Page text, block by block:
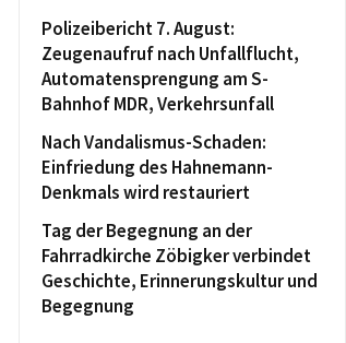
Polizeibericht 7. August:
Zeugenaufruf nach Unfallflucht,
Automatensprengung am S-
Bahnhof MDR, Verkehrsunfall
Nach Vandalismus-Schaden:
Einfriedung des Hahnemann-
Denkmals wird restauriert
Tag der Begegnung an der
Fahrradkirche Zöbigker verbindet
Geschichte, Erinnerungskultur und
Begegnung